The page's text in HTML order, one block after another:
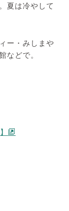
夏は冷やして
ー・みしまや
などで。